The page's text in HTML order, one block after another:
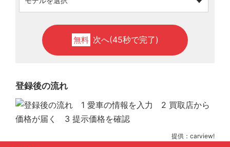
無料 次へ(45秒で完了)
登録後の流れ
提供：carview!